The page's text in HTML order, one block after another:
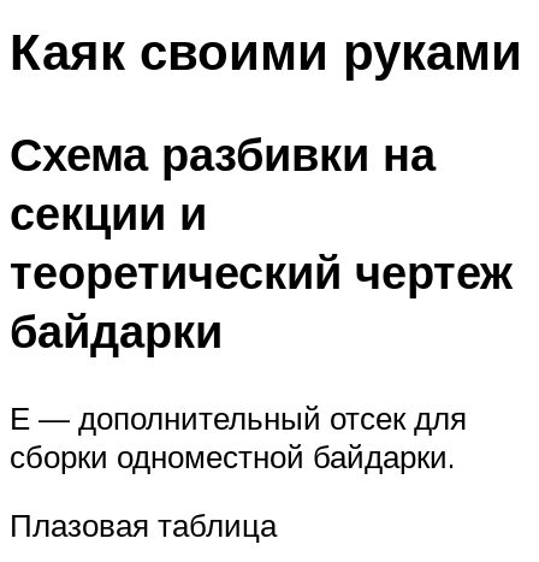
Каяк своими руками
Схема разбивки на
секции и
теоретический чертеж
байдарки
Е — дополнительный отсек для
сборки одноместной байдарки.
Плазовая таблица